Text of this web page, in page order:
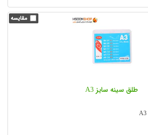
طلق سینه سایز A3